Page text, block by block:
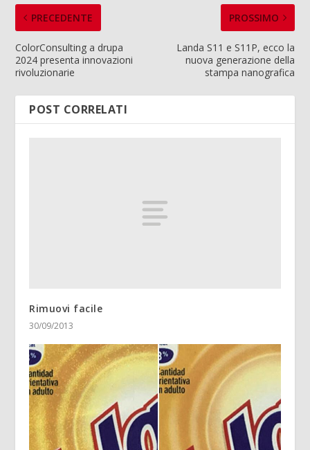
PRECEDENTE
ColorConsulting a drupa
2024 presenta innovazioni
rivoluzionarie
PROSSIMO
Landa S11 e S11P, ecco la
nuova generazione della
stampa nanografica
POST CORRELATI
Rimuovi facile
30/09/2013